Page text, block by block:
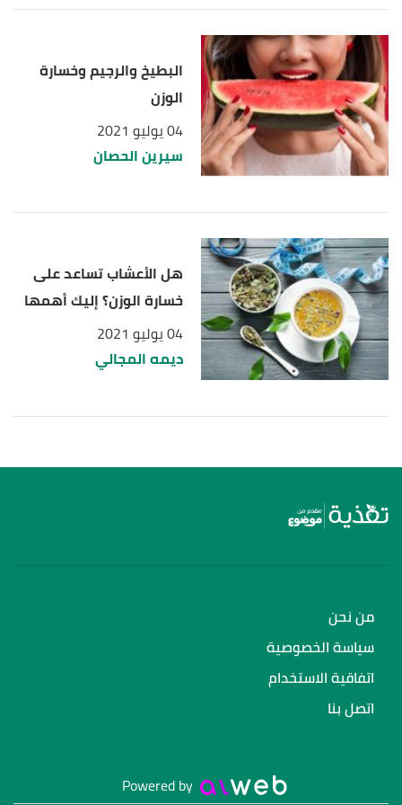
البطيخ والرجيم وخسارة
الوزن
04 يوليو 2021
سيرين الحصان
هل الأعشاب تساعد على
خسارة الوزن؟ إليك أهمها
04 يوليو 2021
ديمه المجالي
من نحن
سياسة الخصوصية
اتفاقية الاستخدام
اتصل بنا
Powered by